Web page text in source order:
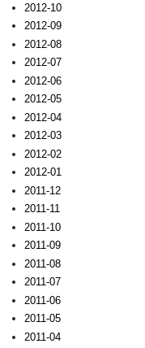
2012-10
2012-09
2012-08
2012-07
2012-06
2012-05
2012-04
2012-03
2012-02
2012-01
2011-12
2011-11
2011-10
2011-09
2011-08
2011-07
2011-06
2011-05
2011-04